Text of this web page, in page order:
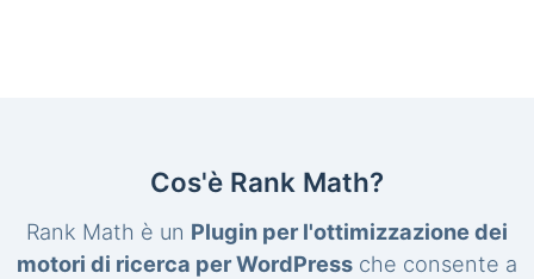
Cos'è Rank Math?
Rank Math è un Plugin per l'ottimizzazione dei
motori di ricerca per WordPressche consente a